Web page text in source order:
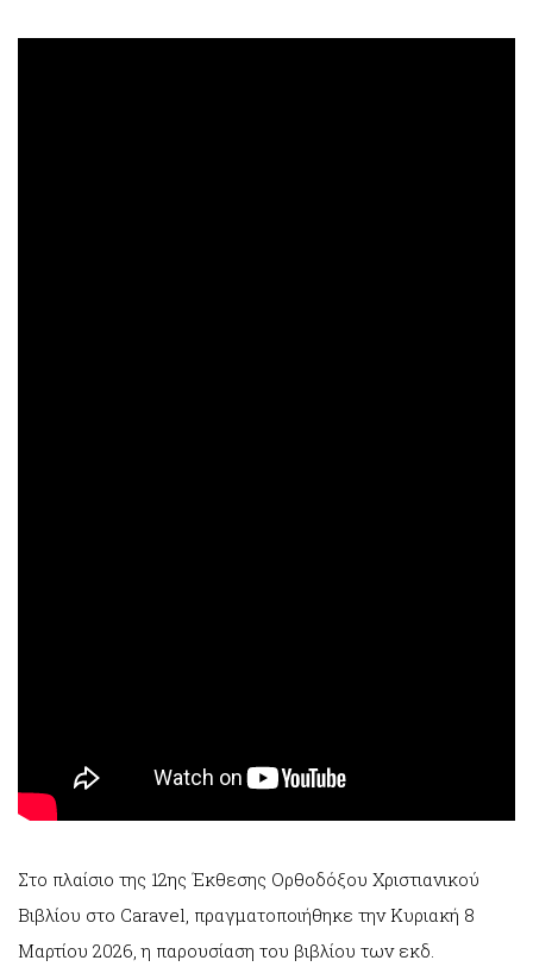
Στο πλαίσιο της 12ης Έκθεσης Ορθοδόξου Χριστιανικού
Βιβλίου στο Caravel, πραγματοποιήθηκε την Κυριακή 8
Μαρτίου 2026, η παρουσίαση του βιβλίου των εκδ.